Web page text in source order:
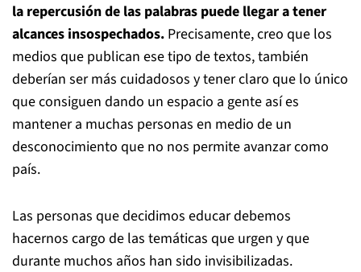
la repercusión de las palabras puede llegar a tener
alcances insospechados. Precisamente, creo que los
medios que publican ese tipo de textos, también
deberían ser más cuidadosos y tener claro que lo único
que consiguen dando un espacio a gente así es
mantener a muchas personas en medio de un
desconocimiento que no nos permite avanzar como
país.
Las personas que decidimos educar debemos
hacernos cargo de las temáticas que urgen y que
durante muchos años han sido invisibilizadas.